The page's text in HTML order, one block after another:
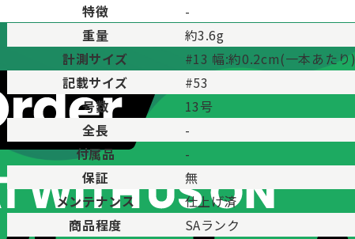
合があります。
。
特徴
-
重量
約3.6g
計測サイズ
#13 幅:約0.2cm(一本あたり)
記載サイズ
#53
号数
13号
全長
-
付属品
-
保証
無
メンテナンス
仕上げ済
商品程度
SAランク